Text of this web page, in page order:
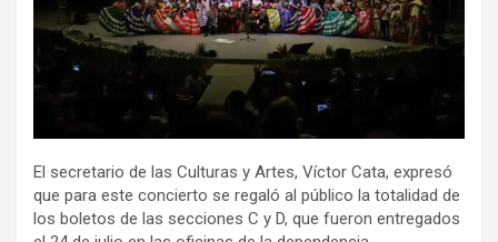
El secretario de las Culturas y Artes, Víctor Cata, expresó
que para este concierto se regaló al público la totalidad de
los boletos de las secciones C y D, que fueron entregados